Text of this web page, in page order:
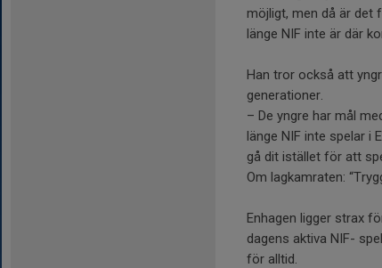
möjligt, men då är det
länge NIF inte är där
Han tror också att
generationer.
– De yngre har mål
länge NIF inte spelar i
gå dit istället för att
Om lagkamraten:
Enhagen ligger strax
dagens aktiva NIF-
för alltid.